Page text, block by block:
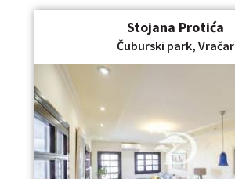
Stojana Protića
Čuburski park, Vračar